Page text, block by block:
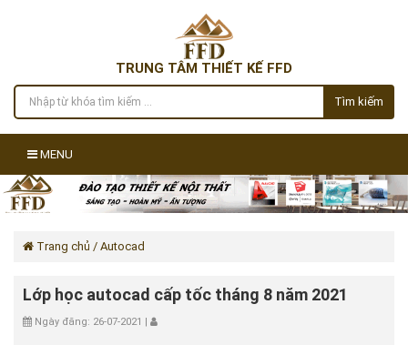
TRUNG TÂM THIẾT KẾ FFD
Tìm kiếm
MENU
Trang chủ / Autocad
Lớp học autocad cấp tốc tháng 8 năm 2021
Ngày đăng: 26-07-2021 |